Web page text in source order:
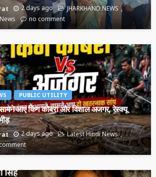
2 days ago
JHARKHAND NEWS
News no comment
PUBLIC UTILITY
आए किंग कोबरा और विशाल अजगर, रेस्क्यू
2 days ago
Latest Hindi News